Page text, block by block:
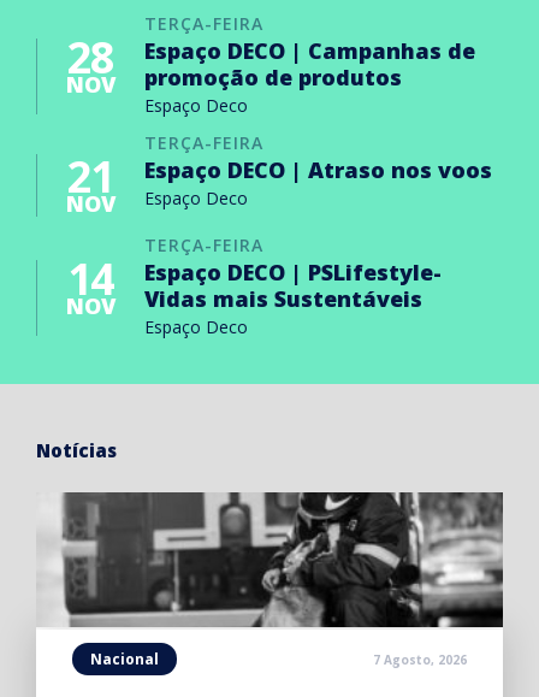
TERÇA-FEIRA
28
NOV
Espaço DECO | Campanhas de
promoção de produtos
Espaço Deco
TERÇA-FEIRA
21
NOV
Espaço DECO | Atraso nos voos
Espaço Deco
TERÇA-FEIRA
14
NOV
Espaço DECO | PSLifestyle-
Vidas mais Sustentáveis
Espaço Deco
Notícias
Nacional 7 Agosto, 2026